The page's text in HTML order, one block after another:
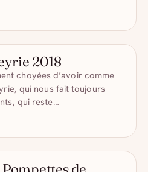
2018
choyées d’avoir comme
qui nous fait toujours
qui reste…